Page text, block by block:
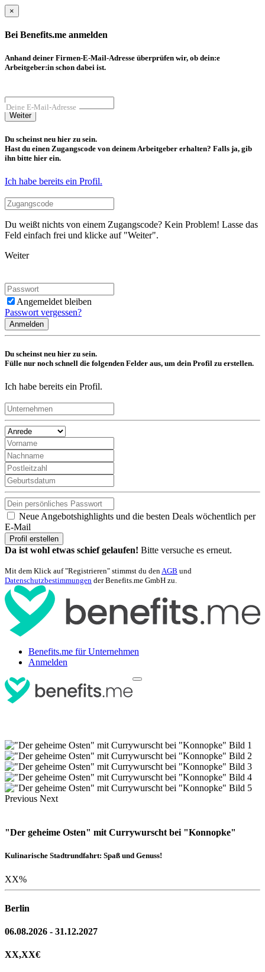
×
Bei Benefits.me anmelden
Anhand deiner Firmen-E-Mail-Adresse überprüfen wir, ob dein:e
Arbeitgeber:in schon dabei ist.
Deine E-Mail-Adresse
Weiter
Du scheinst neu hier zu sein.
Hast du einen Zugangscode von deinem Arbeitgeber erhalten? Falls ja, gib
ihn bitte hier ein.
Ich habe bereits ein Profil.
Du weißt nichts von einem Zugangscode? Kein Problem! Lasse das
Feld einfach frei und klicke auf "Weiter".
Weiter
Angemeldet bleiben
Passwort vergessen?
Anmelden
Du scheinst neu hier zu sein.
Fülle nur noch schnell die folgenden Felder aus, um dein Profil zu erstellen.
Ich habe bereits ein Profil.
Neue Angebotshighlights und die besten Deals wöchentlich per
E-Mail
Profil erstellen
Da ist wohl etwas schief gelaufen! Bitte versuche es erneut.
Mit dem Klick auf "Registrieren" stimmst du denAGB und
Datenschutzbestimmungen der Benefits.me GmbH zu.
Benefits.me für Unternehmen
Anmelden
Previous Next
"Der geheime Osten" mit Currywurscht bei "Konnopke"
Kulinarische Stadtrundfahrt: Spaß und Genuss!
XX%
Berlin
06.08.2026 - 31.12.2027
XX,XX€